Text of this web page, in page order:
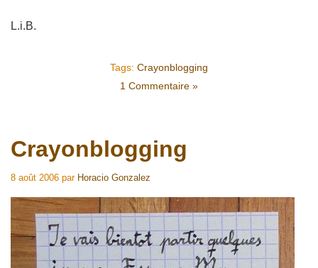
L.i.B.
Tags: Crayonblogging
1 Commentaire »
Crayonblogging
8 août 2006 par Horacio Gonzalez